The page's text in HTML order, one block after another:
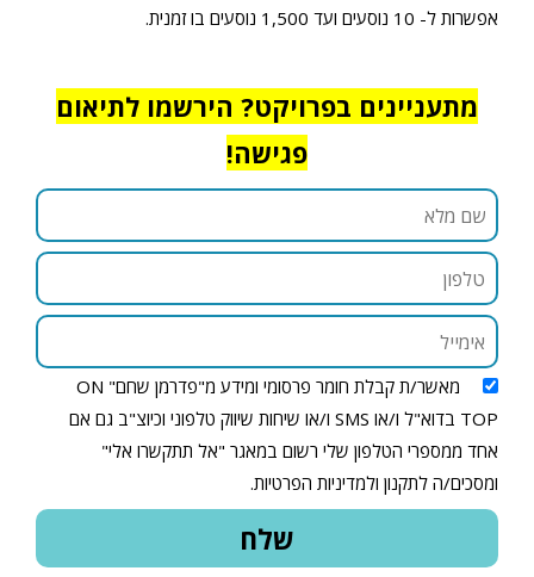
אפשרות ל- 10 נוסעים ועד 1,500 נוסעים בו זמנית.
מתעניינים בפרויקט? הירשמו לתיאום
פגישה!
מאשר/ת קבלת חומר פרסומי ומידע מ"פדרמן שחם" ON
TOP בדוא"ל ו/או SMS ו/או שיחות שיווק טלפוני וכיוצ"ב גם אם
אחד ממספרי הטלפון שלי רשום במאגר "אל תתקשרו אלי"
ומסכים/ה לתקנון ולמדיניות הפרטיות.